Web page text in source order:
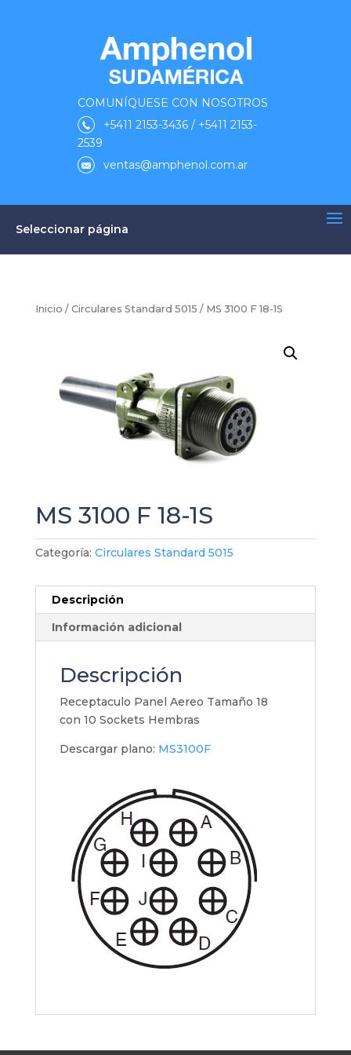
COMUNÍQUESE CON NOSOTROS
+5411 2153-3436 / +5411 2153-
2539
ventas@amphenol.com.ar
Seleccionar página
Inicio / Circulares Standard 5015 / MS 3100 F 18-1S
MS 3100 F 18-1S
Categoría: Circulares Standard 5015
Descripción
Información adicional
Descripción
Receptaculo Panel Aereo Tamaño 18
con 10 Sockets Hembras
Descargar plano: MS3100F